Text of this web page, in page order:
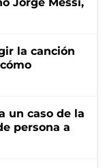
la canción
un caso de la
persona a